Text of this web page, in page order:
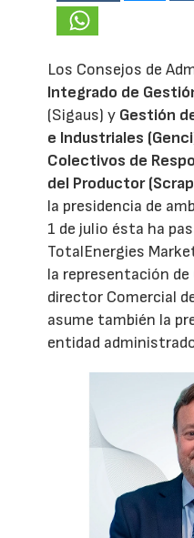
Los Consejos de
Integrado de
(Sigaus) y Gestión
e Industriales
Colectivos de
del Productor
la presidencia de
1 de julio ésta ha
TotalEnergies
la representación de
director Comercial
asume también la
entidad